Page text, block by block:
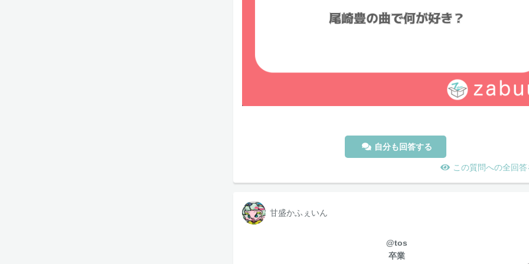
自分も回答する
この質問への全回
甘盛かふぇいん
@tos
卒業